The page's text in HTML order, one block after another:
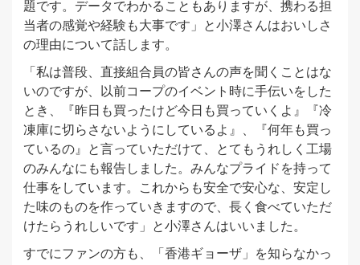
題です。データでわかることもありますが、携わる担
当者の感覚や経験も大事です」と小澤さんはおいしさ
の理由について話します。
「私は普段、直接組合員の皆さんの声を聞くことはな
いのですが、以前コープのイベント時に手伝いをした
とき、『昨日も買ったけど今日も買っていくよ』『冷
凍庫に切らさないようにしているよ』、『何年も買っ
ているの』と言っていただけて、とてもうれしく工場
のみんなにも報告しました。みんなプライドを持って
仕事をしています。これからも安全で安心な、安定し
た味のものを作っていきますので、長く食べていただ
けたらうれしいです」と小澤さんはいいました。
すでにファンの方も、「香港ギョーザ」を知らなかっ